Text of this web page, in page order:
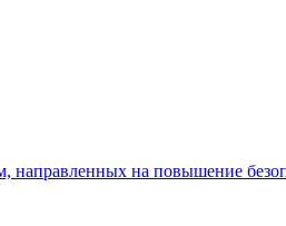
на повышение